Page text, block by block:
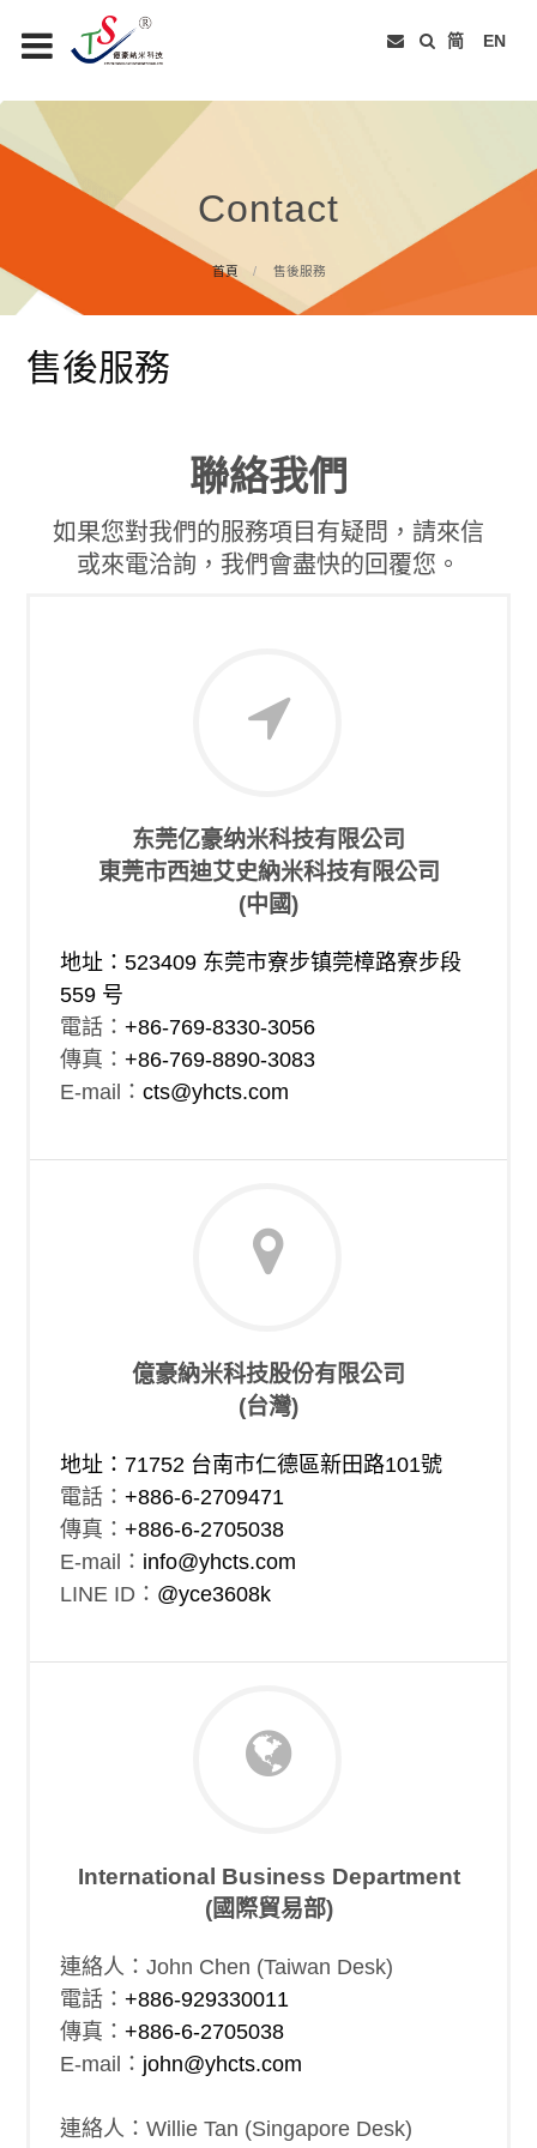
EN
简
Contact
首頁 售後服務
售後服務
聯絡我們
如果您對我們的服務項目有疑問，請來信
或來電洽詢，我們會盡快的回覆您。
东莞亿豪纳米科技有限公司
東莞市西迪艾史納米科技有限公司
(中國)
地址：523409 东莞市寮步镇莞樟路寮步段
559 号
電話：+86-769-8330-3056
傳真：+86-769-8890-3083
E-mail：cts@yhcts.com
億豪納米科技股份有限公司
(台灣)
地址：71752 台南市仁德區新田路101號
電話：+886-6-2709471
傳真：+886-6-2705038
E-mail： info@yhcts.com
LINE ID： @yce3608k
International Business Department
(國際貿易部)
連絡人：John Chen (Taiwan Desk)
電話：+886-929330011
傳真：+886-6-2705038
E-mail： john@yhcts.com
連絡人：Willie Tan (Singapore Desk)